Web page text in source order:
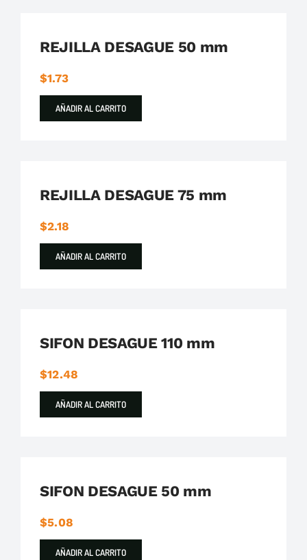
REJILLA DESAGUE 50 mm
$1.73
AÑADIR AL CARRITO
REJILLA DESAGUE 75 mm
$2.18
AÑADIR AL CARRITO
SIFON DESAGUE 110 mm
$12.48
AÑADIR AL CARRITO
SIFON DESAGUE 50 mm
$5.08
AÑADIR AL CARRITO